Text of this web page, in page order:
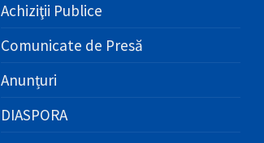
Achiziţii Publice
Comunicate de Presă
Anunțuri
DIASPORA